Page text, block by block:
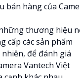
bán hàng của
thương hiệu
cấp các sản phẩm
để đánh giá
Vantech Việt